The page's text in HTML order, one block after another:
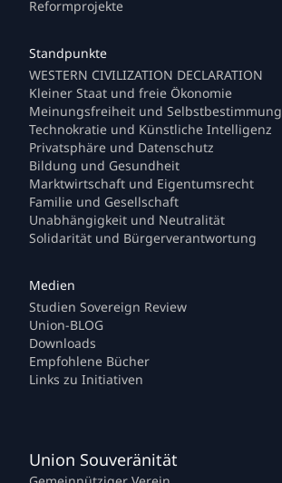
Union Souveränität
Reformprojekte
WESTERN CIVILIZATION DECLARATION
Kleiner Staat und freie Ökonomie
Meinungsfreiheit und Selbstbestimmung
Technokratie und Künstliche Intelligenz
Privatsphäre und Datenschutz
Bildung und Gesundheit
Marktwirtschaft und Eigentumsrecht
Familie und Gesellschaft
Unabhängigkeit und Neutralität
Solidarität und Bürgerverantwortung
Studien Sovereign Review
Union-BLOG
Downloads
Empfohlene Bücher
Links zu Initiativen